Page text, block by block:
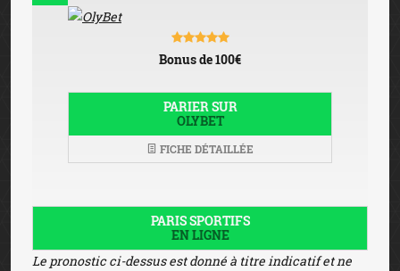
Bonus de 100€
PARIER SUR
OLYBET
FICHE DÉTAILLÉE
PARIS SPORTIFS
EN LIGNE
Le pronostic ci-dessus est donné à titre indicatif et ne